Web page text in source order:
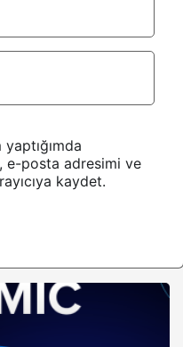
e-posta adresimi ve
kaydet.